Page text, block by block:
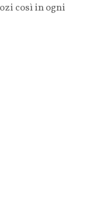
così in ogni